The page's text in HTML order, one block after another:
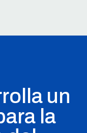
un
la